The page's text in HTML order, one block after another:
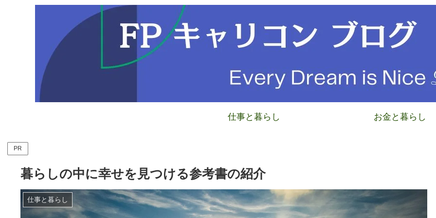
仕事と暮らし お金と暮らし
PR
暮らしの中に幸せを見つける参考書の紹介
仕事と暮らし